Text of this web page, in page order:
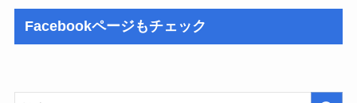
Facebookページもチェック